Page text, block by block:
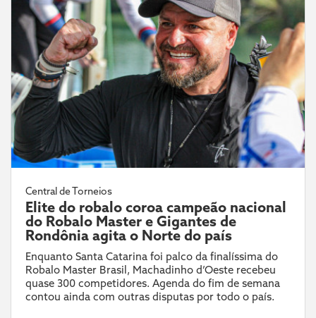
Central de Torneios
Elite do robalo coroa campeão nacional
do Robalo Master e Gigantes de
Rondônia agita o Norte do país
Enquanto Santa Catarina foi palco da finalíssima do
Robalo Master Brasil, Machadinho d’Oeste recebeu
quase 300 competidores. Agenda do fim de semana
contou ainda com outras disputas por todo o país.